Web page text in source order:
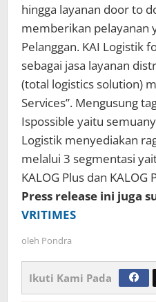
hingga layanan door to
memberikan pelayanan
Pelanggan. KAI Logistik
sebagai jasa layanan
(total logistics solution)
Services”. Mengusung
Ispossible yaitu
Logistik menyediakan
melalui 3 segmentasi
KALOG Plus dan KALOG
Press release ini juga
VRITIMES
oleh Pondra
Ikuti Kami Pada